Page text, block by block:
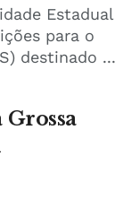
Estadual
para o
destinado ...